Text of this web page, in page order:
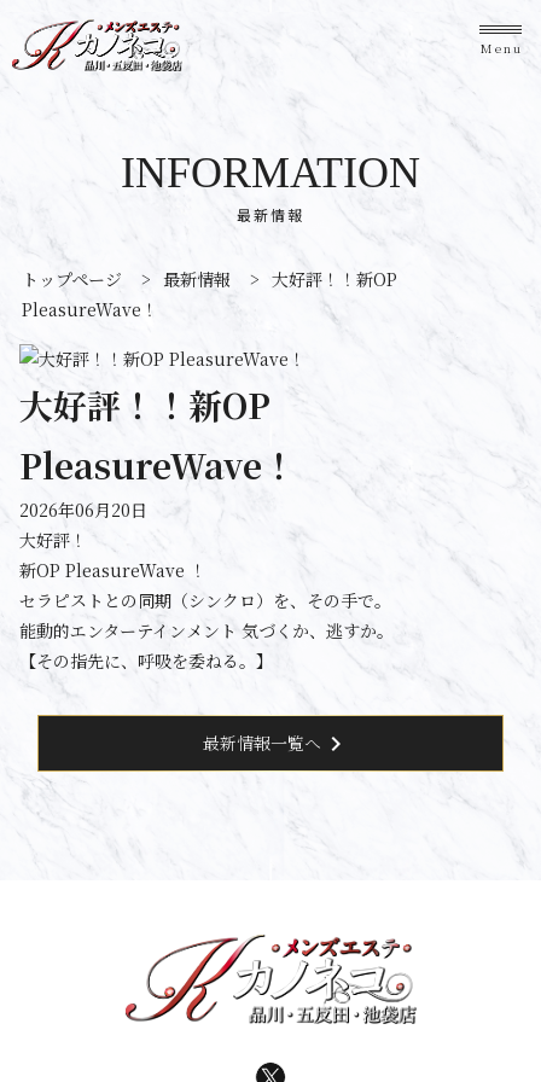
Menu
最新情報
INFORMATION
トップページ > 最新情報 > 大好評！！新OP
PleasureWave！
大好評！！新OP
PleasureWave！
2026年06月20日
大好評！
新OP PleasureWave ！
セラピストとの同期（シンクロ）を、その手で。
能動的エンターテインメント 気づくか、逃すか。
【その指先に、呼吸を委ねる。】
最新情報一覧へ chevron_right